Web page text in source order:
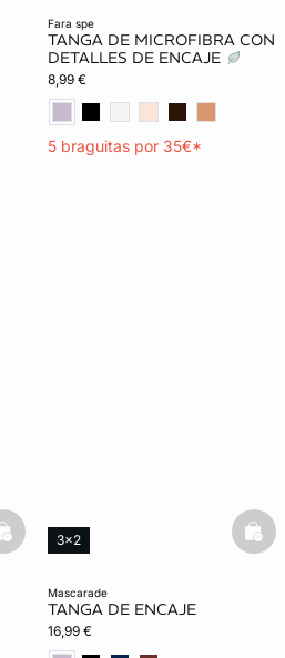
fara spe
TANGA DE MICROFIBRA CON
DETALLES DE ENCAJE
8,99 €
5 braguitas por 35€*
Exclu Web
Lencería invisible
basketfull
mascarade
TANGA DE ENCAJE
16,99 €
3x2